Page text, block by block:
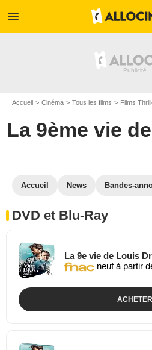
menu
Accueil Cinéma Tous les films Films
La 9ème vie
Accueil News Bandes-
DVD et Blu-Ray
La 9e vie de Louis
neuf à partir
ACHETER